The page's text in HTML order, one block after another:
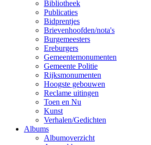
Bibliotheek
Publicaties
Bidprentjes
Brievenhoofden/nota's
Burgemeesters
Ereburgers
Gemeentemonumenten
Gemeente Politie
Rijksmonumenten
Hoogste gebouwen
Reclame uitingen
Toen en Nu
Kunst
Verhalen/Gedichten
Albums
Albumoverzicht